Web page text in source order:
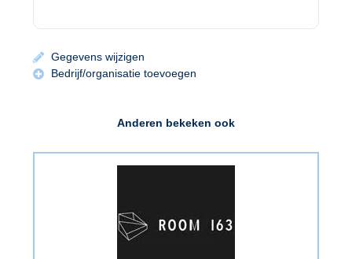
Gegevens wijzigen
Bedrijf/organisatie toevoegen
Anderen bekeken ook